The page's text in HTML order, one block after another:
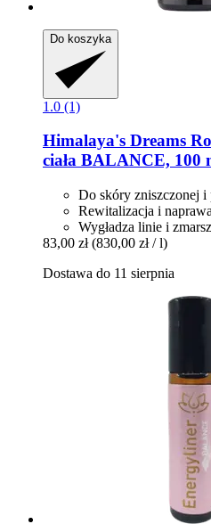
Do koszyka
1.0 (1)
Himalaya's Dreams
ciała BALANCE, 100
Do skóry zniszczonej i
Rewitalizacja i naprawa
Wygładza linie i
83,00 zł (830,00 zł / l)
Dostawa do 11 sierpnia